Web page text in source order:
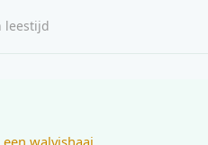
leestijd
walvishaai